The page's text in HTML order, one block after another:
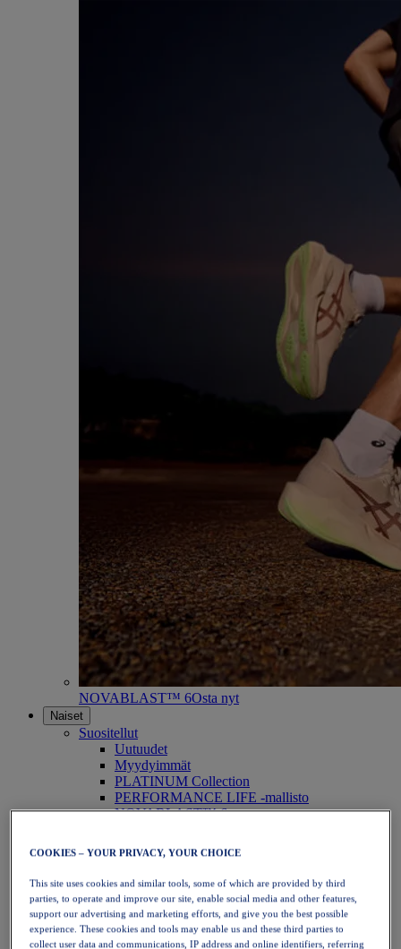
NOVABLAST™ 6Osta nyt
Naiset
Suositellut
Uutuudet
Myydyimmät
PLATINUM Collection
PERFORMANCE LIFE -mallisto
NOVABLAST™ 6
Juoksu
Polkujuoksu
Tennis
Lentopallo
Käsipallo
Padel
Verkkopallo
COOKIES – YOUR PRIVACY, YOUR CHOICE
This site uses cookies and similar tools, some of which are provided by third
parties, to operate and improve our site, enable social media and other features,
support our advertising and marketing efforts, and give you the best possible
experience. These cookies and tools may enable us and these third parties to
collect user data and communications, IP address and online identifiers, referring